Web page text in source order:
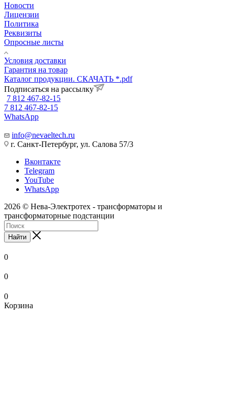
Новости
Лицензии
Политика
Реквизиты
Опросные листы
Условия доставки
Гарантия на товар
Каталог продукции. СКАЧАТЬ *.pdf
Подписаться на рассылку
7 812 467-82-15
7 812 467-82-15
WhatsApp
info@nevaeltech.ru
г. Санкт-Петербург, ул. Салова 57/3
Вконтакте
Telegram
YouTube
WhatsApp
2026 © Нева-Электротех - трансформаторы и
трансформаторные подстанции
Найти
0
0
0
Корзина